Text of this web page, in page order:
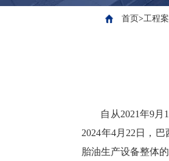
首页>工程
自从2021年9
2024年4月22日，
胎油生产设备整体